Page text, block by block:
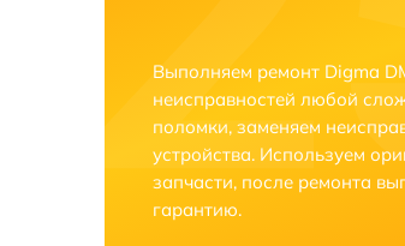
Выполняем ремонт Digma
неисправностей любой
поломки, заменяем
устройства. Используем
запчасти, после ремонта
гарантию.